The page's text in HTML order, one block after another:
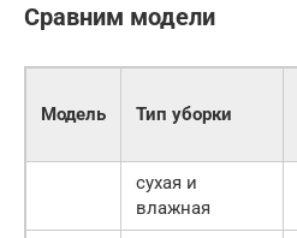
Сравним модели
Модель Тип уборки
сухая и
влажная